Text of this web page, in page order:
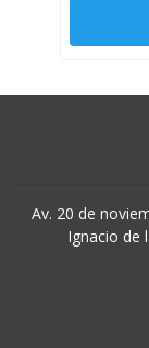
Av. 20 de
Ignacio de